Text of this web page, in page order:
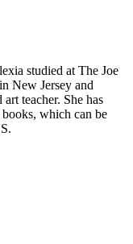
een workshop kan
het kopje
(met een klik) en
wil geven en er een
te doen op de
studied at The Joe
New Jersey and
teacher. She has
which can be